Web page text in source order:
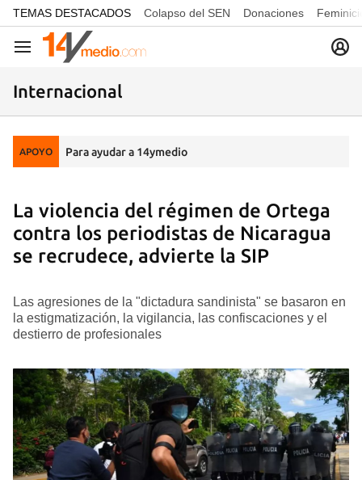
common.go-to-content
TEMAS DESTACADOS Colapso del SEN Donaciones
Navegación
Internacional
APOYO Para ayudar a 14ymedio
La violencia del régimen de Ortega
contra los periodistas de Nicaragua
se recrudece, advierte la SIP
Las agresiones de la "dictadura sandinista" se basaron en
la estigmatización, la vigilancia, las confiscaciones y el
destierro de profesionales